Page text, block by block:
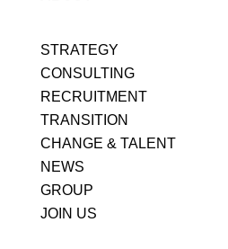
STRATEGY
CONSULTING
RECRUITMENT
TRANSITION
CHANGE & TALENT
NEWS
GROUP
JOIN US